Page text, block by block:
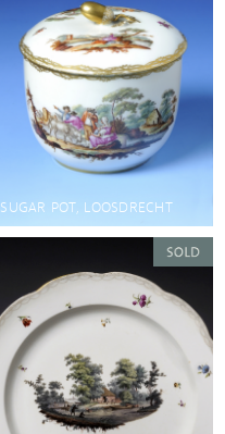
SUGAR POT, LOOSDRECHT